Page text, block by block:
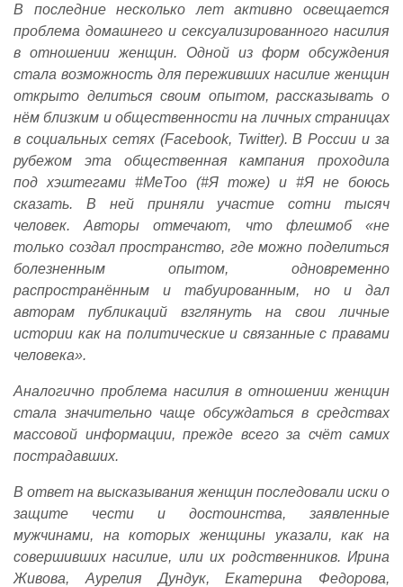
В последние несколько лет активно освещается
проблема домашнего и сексуализированного насилия
в отношении женщин. Одной из форм обсуждения
стала возможность для переживших насилие женщин
открыто делиться своим опытом, рассказывать о
нём близким и общественности на личных страницах
в социальных сетях (Facebook, Twitter). В России и за
рубежом эта общественная кампания проходила
под хэштегами #MeToo (#Я тоже) и #Я не боюсь
сказать. В ней приняли участие сотни тысяч
человек. Авторы отмечают, что флешмоб «не
только создал пространство, где можно поделиться
болезненным опытом, одновременно
распространённым и табуированным, но и дал
авторам публикаций взглянуть на свои личные
истории как на политические и связанные с правами
человека».
Аналогично проблема насилия в отношении женщин
стала значительно чаще обсуждаться в средствах
массовой информации, прежде всего за счёт самих
пострадавших.
В ответ на высказывания женщин последовали иски о
защите чести и достоинства, заявленные
мужчинами, на которых женщины указали, как на
совершивших насилие, или их родственников. Ирина
Живова, Аурелия Дундук, Екатерина Федорова,